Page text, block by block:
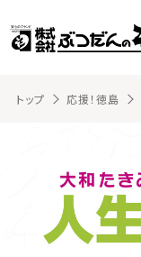
トップ 応援！徳島